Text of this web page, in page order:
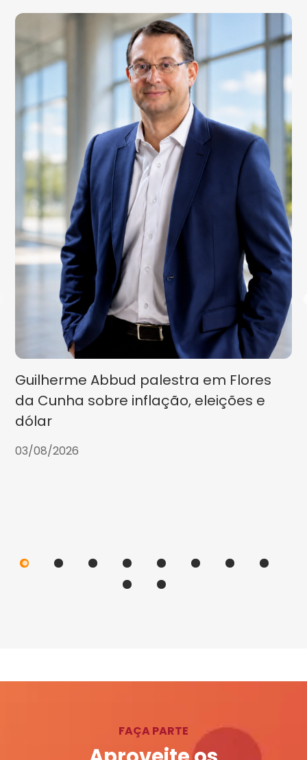
Guilherme Abbud palestra em Flores
da Cunha sobre inflação, eleições e
dólar
03/08/2026
FAÇA PARTE